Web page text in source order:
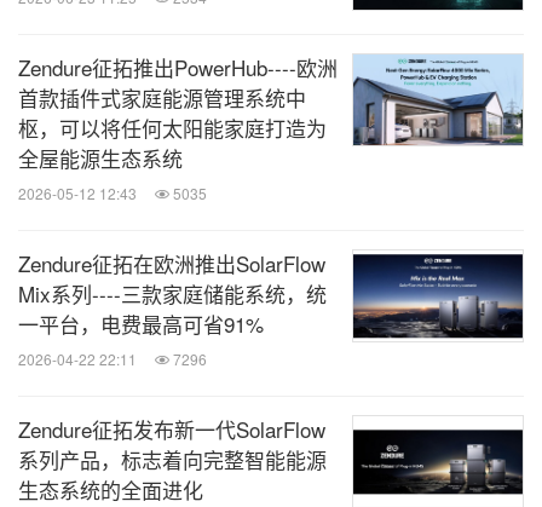
Zendure征拓推出PowerHub----欧洲
首款插件式家庭能源管理系统中
枢，可以将任何太阳能家庭打造为
全屋能源生态系统
2026-05-12 12:43 5035
Zendure征拓在欧洲推出SolarFlow
Mix系列----三款家庭储能系统，统
一平台，电费最高可省91%
2026-04-22 22:11 7296
Zendure征拓发布新一代SolarFlow
系列产品，标志着向完整智能能源
生态系统的全面进化